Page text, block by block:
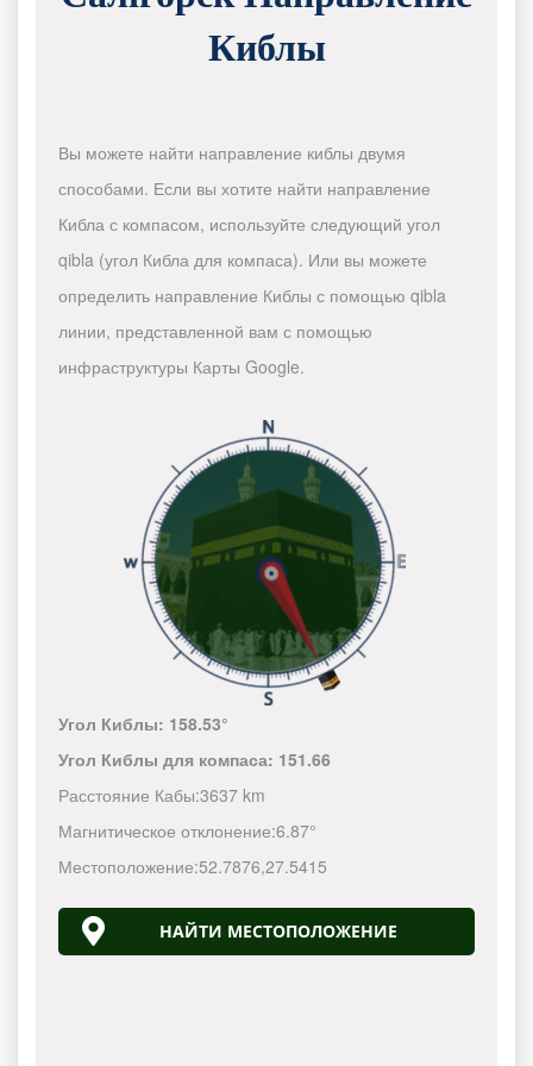
Киблы
Вы можете найти направление киблы двумя
способами. Если вы хотите найти направление
Кибла с компасом, используйте следующий угол
qibla (угол Кибла для компаса). Или вы можете
определить направление Киблы с помощью qibla
линии, представленной вам с помощью
инфраструктуры Карты Google.
Угол Киблы: 158.53°
Угол Киблы для компаса: 151.66
Расстояние Кабы:3637 km
Магнитическое отклонение:6.87°
Местоположение:52.7876,27.5415
НАЙТИ МЕСТОПОЛОЖЕНИЕ